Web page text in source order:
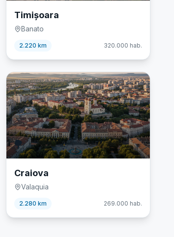
Timișoara
Banato
2.220 km 320.000 hab.
🌳
Craiova
Valaquia
2.280 km 269.000 hab.